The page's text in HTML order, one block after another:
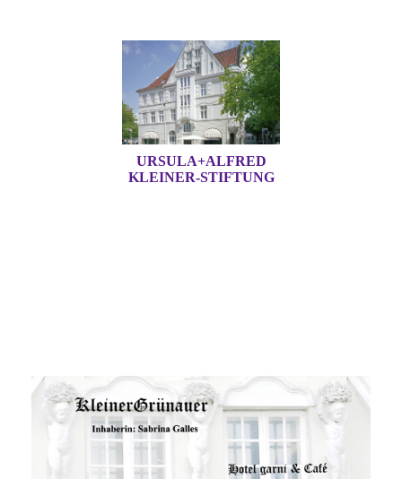
URSULA+ALFRED
KLEINER-STIFTUNG